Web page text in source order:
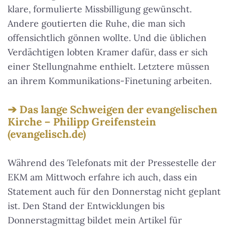
klare, formulierte Missbilligung gewünscht.
Andere goutierten die Ruhe, die man sich
offensichtlich gönnen wollte. Und die üblichen
Verdächtigen lobten Kramer dafür, dass er sich
einer Stellungnahme enthielt. Letztere müssen
an ihrem Kommunikations-Finetuning arbeiten.
Das lange Schweigen der evangelischen
Kirche – Philipp Greifenstein
(evangelisch.de)
Während des Telefonats mit der Pressestelle der
EKM am Mittwoch erfahre ich auch, dass ein
Statement auch für den Donnerstag nicht geplant
ist. Den Stand der Entwicklungen bis
Donnerstagmittag bildet mein Artikel für